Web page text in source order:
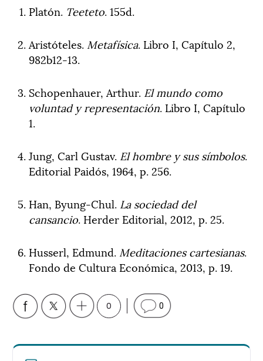
Platón. Teeteto. 155d.
Aristóteles. Metafísica. Libro I, Capítulo 2,
982b12-13.
Schopenhauer, Arthur. El mundo como
voluntad y representación. Libro I, Capítulo
1.
Jung, Carl Gustav. El hombre y sus símbolos.
Editorial Paidós, 1964, p. 256.
Han, Byung-Chul. La sociedad del
cansancio. Herder Editorial, 2012, p. 25.
Husserl, Edmund. Meditaciones cartesianas.
Fondo de Cultura Económica, 2013, p. 19.
0 0